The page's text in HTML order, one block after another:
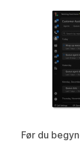
Før du